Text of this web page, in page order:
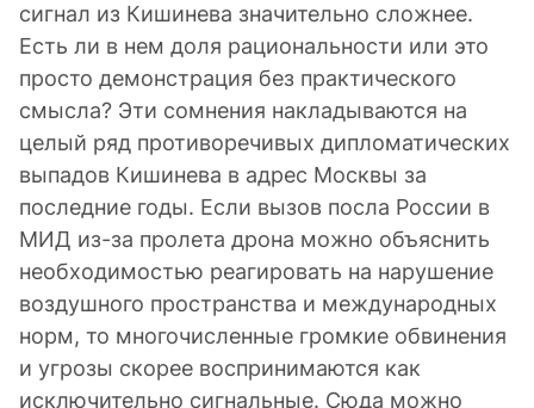
сигнал из Кишинева значительно сложнее.
Есть ли в нем доля рациональности или это
просто демонстрация без практического
смысла? Эти сомнения накладываются на
целый ряд противоречивых дипломатических
выпадов Кишинева в адрес Москвы за
последние годы. Если вызов посла России в
МИД из-за пролета дрона можно объяснить
необходимостью реагировать на нарушение
воздушного пространства и международных
норм, то многочисленные громкие обвинения
и угрозы скорее воспринимаются как
исключительно сигнальные. Сюда можно